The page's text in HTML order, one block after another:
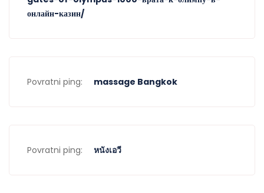
онлайн-казин/
Povratni ping: massage Bangkok
Povratni ping: หนังเอวี